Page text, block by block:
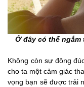
Ở đây có thế ngắm
Không còn sự đông
cho ta một cảm giác
vọng bạn sẽ được trải